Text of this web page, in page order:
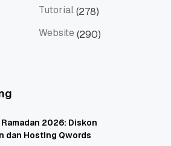
Tutorial(278)
Website (290)
Ramadan 2026: Diskon
dan Hosting Qwords